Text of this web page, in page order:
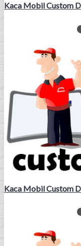
Kaca Mobil Custom
Kaca Mobil Custom